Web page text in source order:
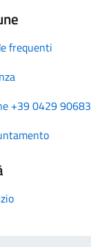
frequenti
+39 0429 90683